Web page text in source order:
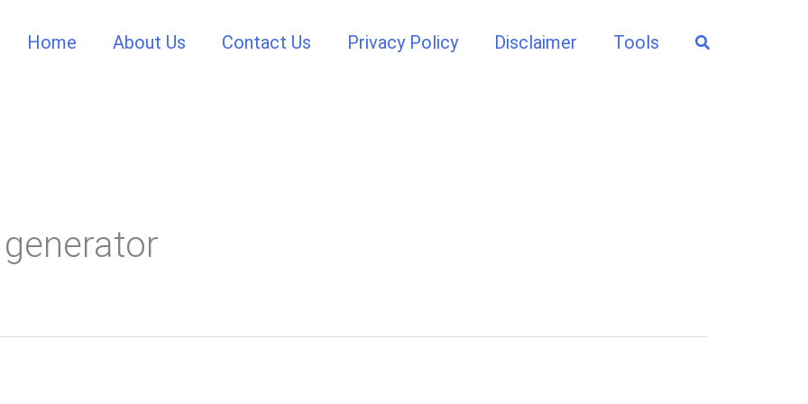
Home About Us Contact Us Privacy Policy Disclaimer Tools Search